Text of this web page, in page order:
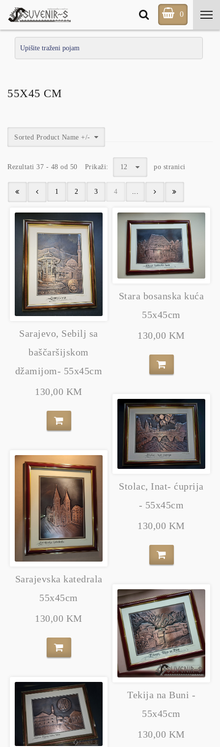
0
55X45 CM
Sorted Product Name +/-
Rezultati 37 - 48 od 50 Prikaži: 12 po stranici
1 2 3 4 ...
Sarajevo, Sebilj sa
baščaršijskom
džamijom- 55x45cm
130,00 KM
Sarajevska katedrala
55x45cm
130,00 KM
Stara bosanska kuća
55x45cm
130,00 KM
Stolac, Inat- ćuprija
- 55x45cm
130,00 KM
Tekija na Buni -
55x45cm
130,00 KM